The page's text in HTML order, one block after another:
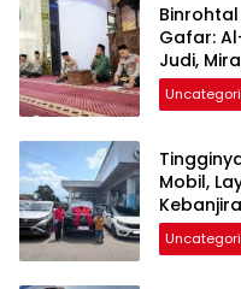
Gafar:
Judi,
Mobil,